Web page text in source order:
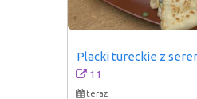
Placki tureckie z
11
teraz